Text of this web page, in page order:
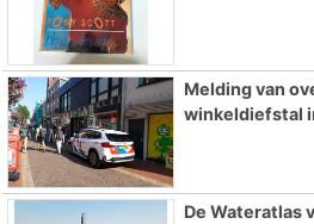
Melding van
winkeldiefstal
De Wateratlas